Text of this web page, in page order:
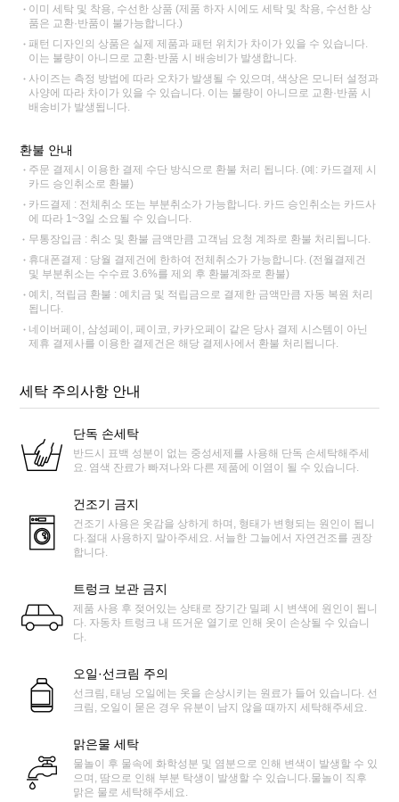
이미 세탁 및 착용, 수선한 상품 (제품 하자 시에도 세탁 및 착용, 수선한 상
품은 교환·반품이 불가능합니다.)
패턴 디자인의 상품은 실제 제품과 패턴 위치가 차이가 있을 수 있습니다.
이는 불량이 아니므로 교환·반품 시 배송비가 발생합니다.
사이즈는 측정 방법에 따라 오차가 발생될 수 있으며, 색상은 모니터 설정과
사양에 따라 차이가 있을 수 있습니다. 이는 불량이 아니므로 교환·반품 시
배송비가 발생됩니다.
환불 안내
주문 결제시 이용한 결제 수단 방식으로 환불 처리 됩니다. (예: 카드결제 시
카드 승인취소로 환불)
카드결제 : 전체취소 또는 부분취소가 가능합니다. 카드 승인취소는 카드사
에 따라 1~3일 소요될 수 있습니다.
무통장입금 : 취소 및 환불 금액만큼 고객님 요청 계좌로 환불 처리됩니다.
휴대폰결제 : 당월 결제건에 한하여 전체취소가 가능합니다. (전월결제건
및 부분취소는 수수료 3.6%를 제외 후 환불계좌로 환불)
예치, 적립금 환불 : 예치금 및 적립금으로 결제한 금액만큼 자동 복원 처리
됩니다.
네이버페이, 삼성페이, 페이코, 카카오페이 같은 당사 결제 시스템이 아닌
제휴 결제사를 이용한 결제건은 해당 결제사에서 환불 처리됩니다.
세탁 주의사항 안내
단독 손세탁
반드시 표백 성분이 없는 중성세제를 사용해 단독 손세탁해주세
요. 염색 잔료가 빠져나와 다른 제품에 이염이 될 수 있습니다.
건조기 금지
건조기 사용은 옷감을 상하게 하며, 형태가 변형되는 원인이 됩니
다.절대 사용하지 말아주세요. 서늘한 그늘에서 자연건조를 권장
합니다.
트렁크 보관 금지
제품 사용 후 젖어있는 상태로 장기간 밀폐 시 변색에 원인이 됩니
다. 자동차 트렁크 내 뜨거운 열기로 인해 옷이 손상될 수 있습니
다.
오일·선크림 주의
선크림, 태닝 오일에는 옷을 손상시키는 원료가 들어 있습니다. 선
크림, 오일이 묻은 경우 유분이 남지 않을 때까지 세탁해주세요.
맑은물 세탁
물놀이 후 물속에 화학성분 및 염분으로 인해 변색이 발생할 수 있
으며, 땀으로 인해 부분 탁생이 발생할 수 있습니다.물놀이 직후
맑은 물로 세탁해주세요.